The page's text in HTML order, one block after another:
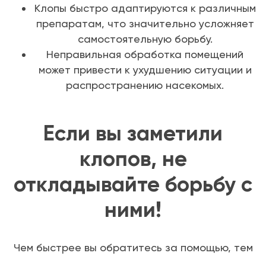
Клопы быстро адаптируются к различным
препаратам, что значительно усложняет
самостоятельную борьбу.
Неправильная обработка помещений
может привести к ухудшению ситуации и
распространению насекомых.
Если вы заметили
клопов, не
откладывайте борьбу с
ними!
Чем быстрее вы обратитесь за помощью, тем